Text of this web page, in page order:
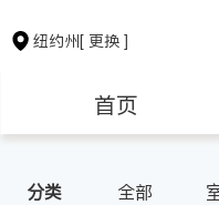
纽约州[ 更换 ]
首页
分类 全部